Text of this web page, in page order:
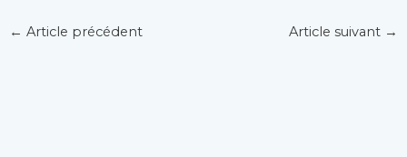
← Article précédent Article suivant →